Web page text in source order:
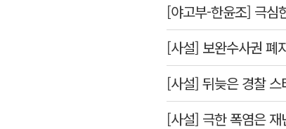
[야고부-한윤조] 극심
[사설] 보완수사권 폐
[사설] 뒤늦은 경찰
[사설] 극한 폭염은